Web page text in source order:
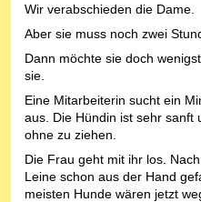
Wir verabschieden die Dame.
Aber sie muss noch zwei
Dann möchte sie doch
sie.
Eine Mitarbeiterin sucht ein
aus. Die Hündin ist sehr sanft
ohne zu ziehen.
Die Frau geht mit ihr los.
Leine schon aus der Hand
meisten Hunde wären jetzt